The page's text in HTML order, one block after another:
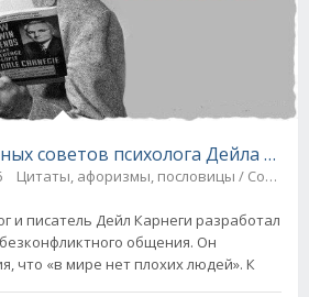
советов психолога Дейла
Цитаты, афоризмы,
и писатель Дейл Карнеги разработал
общения. Он
что «в мире нет плохих людей». К